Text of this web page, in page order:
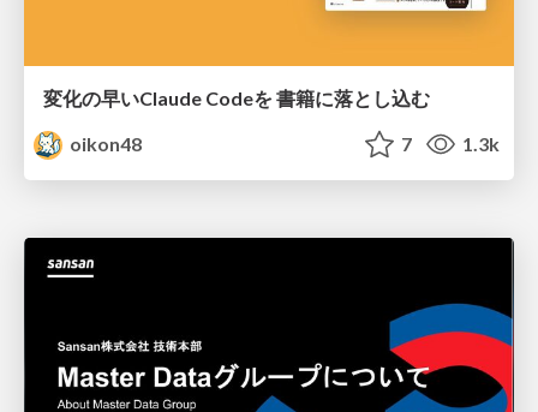
変化の早いClaude Codeを 書籍に落とし込む
oikon48
7 1.3k